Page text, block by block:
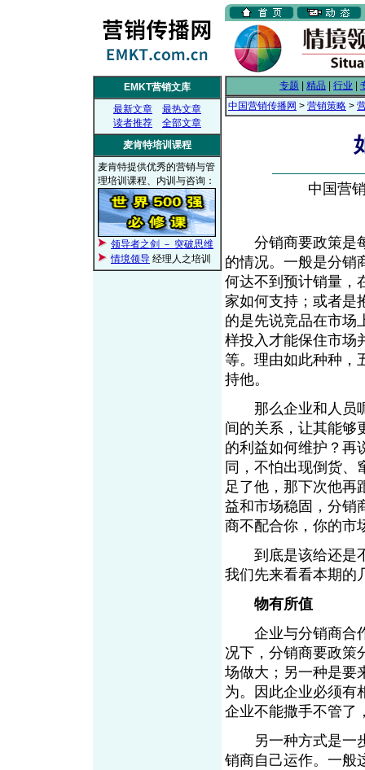
EMKT营销文库
最新文章
最热文章
读者推荐
全部文章
麦肯特培训课程
麦肯特提供优秀的营销与管
理培训课程、内训与咨询：
领导者之剑 － 突破思维
情境领导 经理人之培训
专题 精品 行业
中国营销传播网 > 营销策略 >
中国营
分销商要政策是每
的情况。一般是分销
何达不到预计销量，
家如何支持；或者是
的是先说竞品在市场
样投入才能保住市场
等。理由如此种种，
持他。
那么企业和人员呢
间的关系，让其能够
的利益如何维护？再
同，不怕出现倒货、
足了他，那下次他再
益和市场稳固，分销
商不配合你，你的市
到底是该给还是不
我们先来看看本期的
物有所值
企业与分销商合作
况下，分销商要政策
场做大；另一种是要
为。因此企业必须有
企业不能撒手不管了
另一种方式是一步
销商自己运作。一般